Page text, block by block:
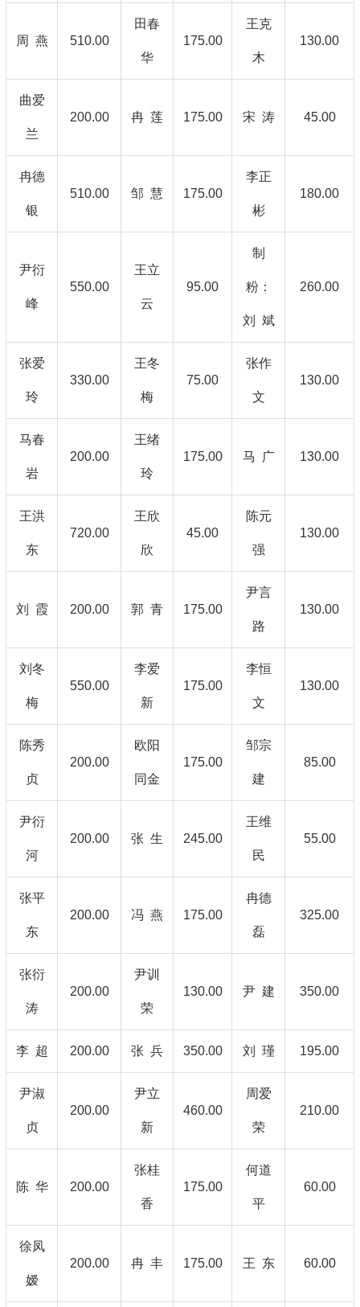
周 燕 510.00
田春
华
175.00
王克
木
130.00
曲爱
兰
200.00 冉 莲 175.00 宋 涛 45.00
冉德
银
510.00 邹 慧 175.00
李正
彬
180.00
尹衍
峰
550.00
王立
云
95.00
制
粉：
刘 斌
260.00
张爱
玲
330.00
王冬
梅
75.00
张作
文
130.00
马春
岩
200.00
王绪
玲
175.00 马 广 130.00
王洪
东
720.00
王欣
欣
45.00
陈元
强
130.00
刘 霞 200.00 郭 青 175.00
尹言
路
130.00
刘冬
梅
550.00
李爱
新
175.00
李恒
文
130.00
陈秀
贞
200.00
欧阳
同金
175.00
邹宗
建
85.00
尹衍
河
200.00 张 生 245.00
王维
民
55.00
张平
东
200.00 冯 燕 175.00
冉德
磊
325.00
张衍
涛
200.00
尹训
荣
130.00 尹 建 350.00
李 超 200.00 张 兵 350.00 刘 瑾 195.00
尹淑
贞
200.00
尹立
新
460.00
周爱
荣
210.00
陈 华 200.00
张桂
香
175.00
何道
平
60.00
徐凤
嫒
200.00 冉 丰 175.00 王 东 60.00